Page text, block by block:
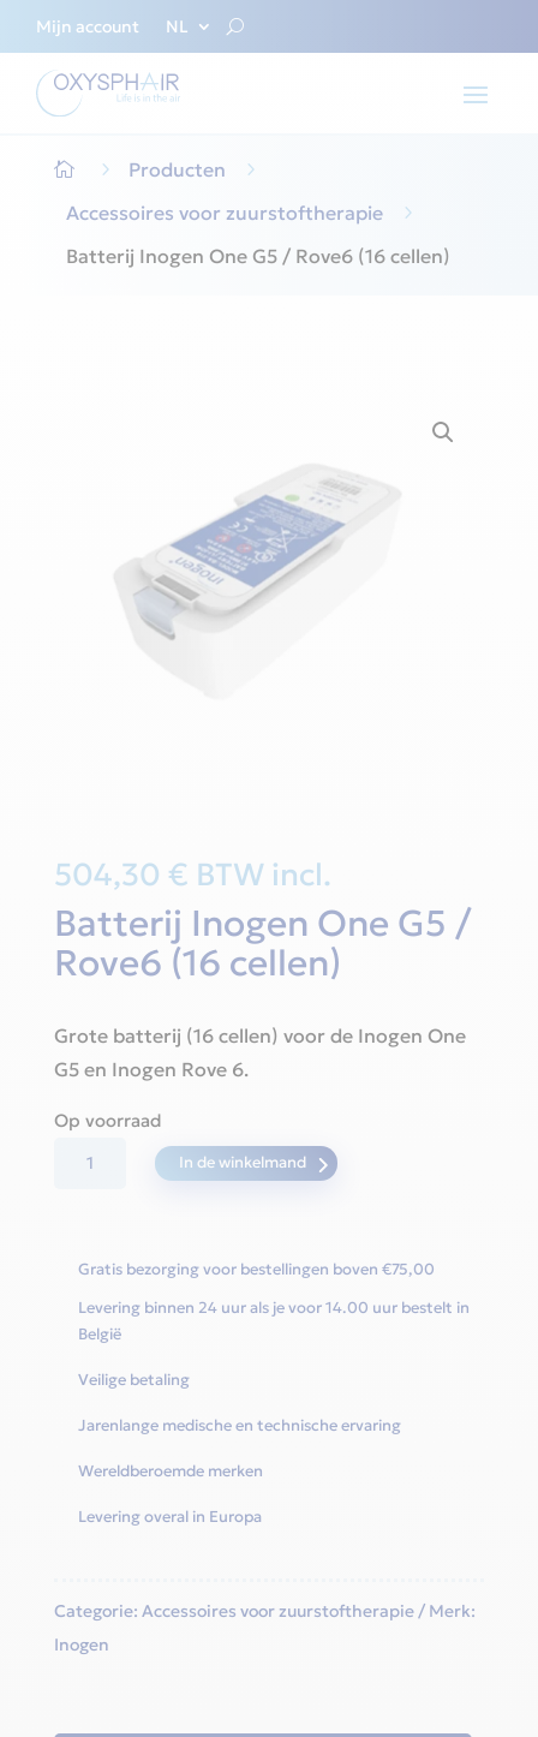
Mijn account NL
 5 Producten
5
Accessoires voor zuurstoftherapie
5
Batterij Inogen One G5 / Rove6 (16 cellen)
504,30 € BTW incl.
Batterij Inogen One G5 /
Rove6 (16 cellen)
Grote batterij (16 cellen) voor de Inogen One
G5 en Inogen Rove 6.
Op voorraad
Batterij
Rove6
cellen)
aantal
In de winkelmand
Gratis bezorging voor bestellingen boven €75,00
Levering binnen 24 uur als je voor 14.00 uur bestelt in
België
Veilige betaling
Jarenlange medische en technische ervaring
Wereldberoemde merken
Levering overal in Europa
Categorie: Accessoires voor zuurstoftherapie
Merk:
Inogen